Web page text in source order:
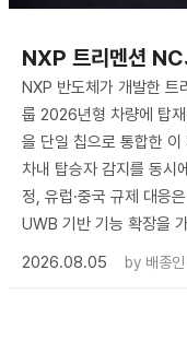
NXP 트리멘션
NXP 반도체가 개발한
룹 2026년형 차량에 탑
을 단일 칩으로 통합한
차내 탑승자 감지를 동시
정, 유럽·중국 규제 대응
UWB 기반 기능 확장을
2026.08.05
by 배종